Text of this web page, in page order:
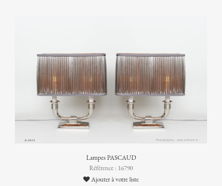
Lampes PASCAUD
Référence : 16790
Ajouter à votre liste